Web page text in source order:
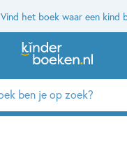
Vind het boek waar een kind